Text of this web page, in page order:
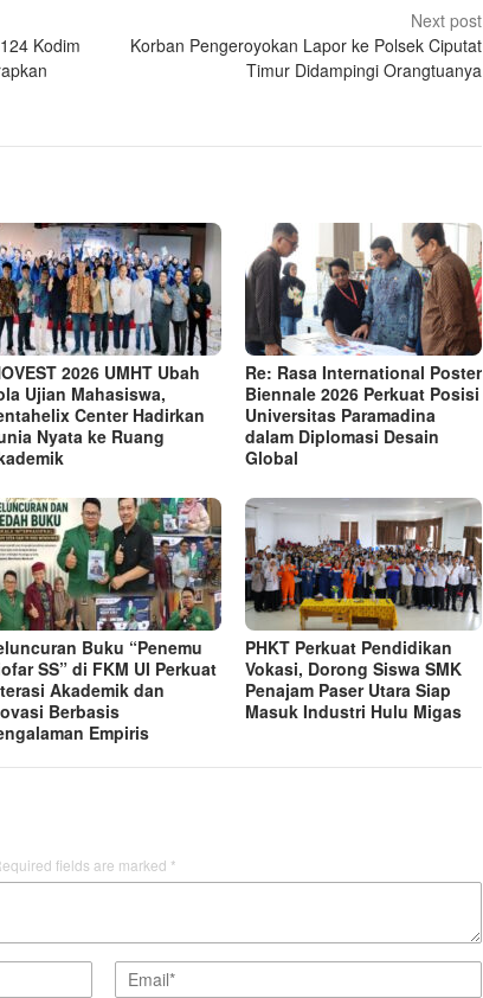
Kodim
Next post
Korban Pengeroyokan Lapor ke Polsek Ciputat
Timur Didampingi Orangtuanya
2026 UMHT Ubah
Ujian Mahasiswa,
Center Hadirkan
Nyata ke Ruang
Re: Rasa International Poster
Biennale 2026 Perkuat Posisi
Universitas Paramadina
dalam Diplomasi Desain
Global
Buku “Penemu
SS” di FKM UI Perkuat
Akademik dan
Berbasis
Empiris
PHKT Perkuat Pendidikan
Vokasi, Dorong Siswa SMK
Penajam Paser Utara Siap
Masuk Industri Hulu Migas
fields are marked *